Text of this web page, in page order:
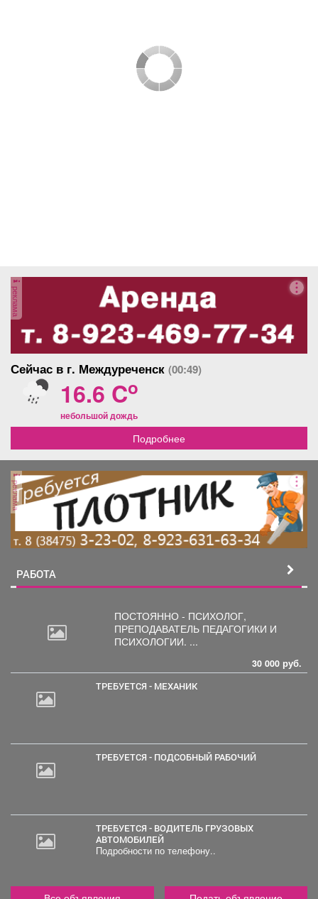
реклама
Сейчас в г. Междуреченск (00:49)
16.6 Co
небольшой дождь
Подробнее
реклама
РАБОТА
ПОСТОЯННО - ПСИХОЛОГ,
ПРЕПОДАВАТЕЛЬ ПЕДАГОГИКИ И
ПСИХОЛОГИИ. ...
30 000 руб.
ТРЕБУЕТСЯ - МЕХАНИК
ТРЕБУЕТСЯ - ПОДСОБНЫЙ РАБОЧИЙ
ТРЕБУЕТСЯ - ВОДИТЕЛЬ ГРУЗОВЫХ
АВТОМОБИЛЕЙ
Подробности по телефону..